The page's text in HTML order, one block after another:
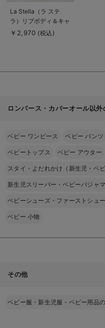
商
品
詳
細
を
La Stella（ラ ステ
ラ）リブボディ＆キャ
ップ2点セット
￥2,970 (税込)
ロンパース・カバーオール以
ベビー ワンピース ベビー パンツ
ベビートップス ベビー アウター
スタイ・よだれかけ（新生児・ベビ
新生児スリーパー・ベビーパジャマ
ベビーシューズ・ファーストシュ
ベビー 小物
その他
ベビー服・新生児服・ベビー用品